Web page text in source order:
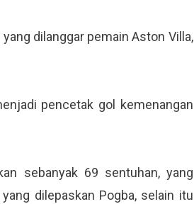
dilanggar pemain Aston Villa,
pencetak gol kemenangan
sebanyak 69 sentuhan, yang
dilepaskan Pogba, selain itu